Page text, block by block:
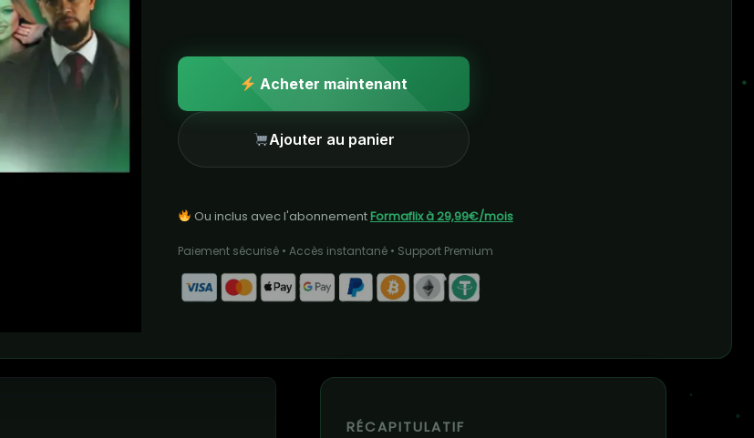
Acheter maintenant
Ajouter au panier
Ou inclus avec l'abonnementFormaflix à 29,99€/mois
Paiement sécurisé • Accès instantané • Support Premium
RÉCAPITULATIF